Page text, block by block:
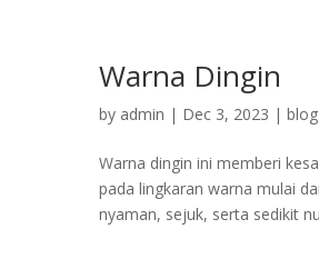
Warna Dingin
by admin | Dec 3, 2023 | blog
Warna dingin ini memberi
pada lingkaran warna mulai
nyaman, sejuk, serta sedikit